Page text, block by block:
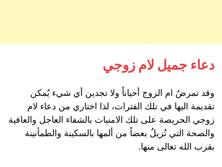
دعاء جميل لام زوجي
وقد تمرضُ ام الزوج أحياناً ولا تجدين أي شيء يُمكن
تقديمة اليها في تلك الفترات، لذا اختاري من دعاء لام
زوجي الحريصة على تلك الامنيات بالشفاء العاجل والعافية
والصحة التي تُزيلُ بعضاً من ألمها بالسكينة والطمأنينة
بقرب الله تعالى منها.